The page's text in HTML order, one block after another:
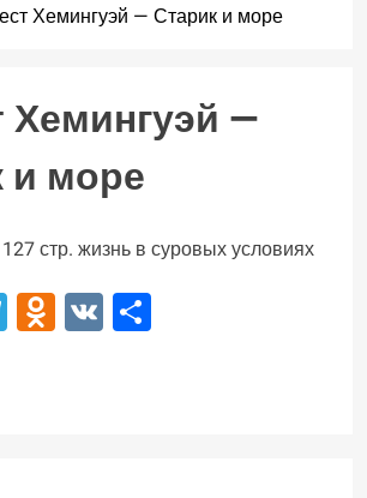
Хемингуэй — Старик и море
Хемингуэй —
и море
стр. жизнь в суровых условиях
Telegram
Odnoklassniki
VK